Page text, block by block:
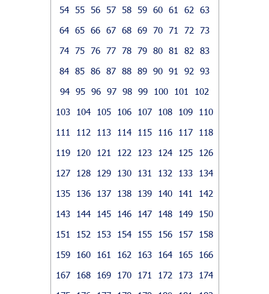
54 55 56 57 58 59 60 61 62
63
64 65 66 67 68 69 70 71 72
73
74 75 76 77 78 79 80 81 82
83
84 85 86 87 88 89 90 91 92
93
94 95 96 97 98 99 100 101
102
103
104 105 106 107 108 109
110
111
112 113 114 115 116 117
118
119
120 121 122 123 124 125
126
127
128 129 130 131 132 133
134
135
136 137 138 139 140 141
142
143
144 145 146 147 148 149
150
151
152 153 154 155 156 157
158
159
160 161 162 163 164 165
166
167
168 169 170 171 172 173
174